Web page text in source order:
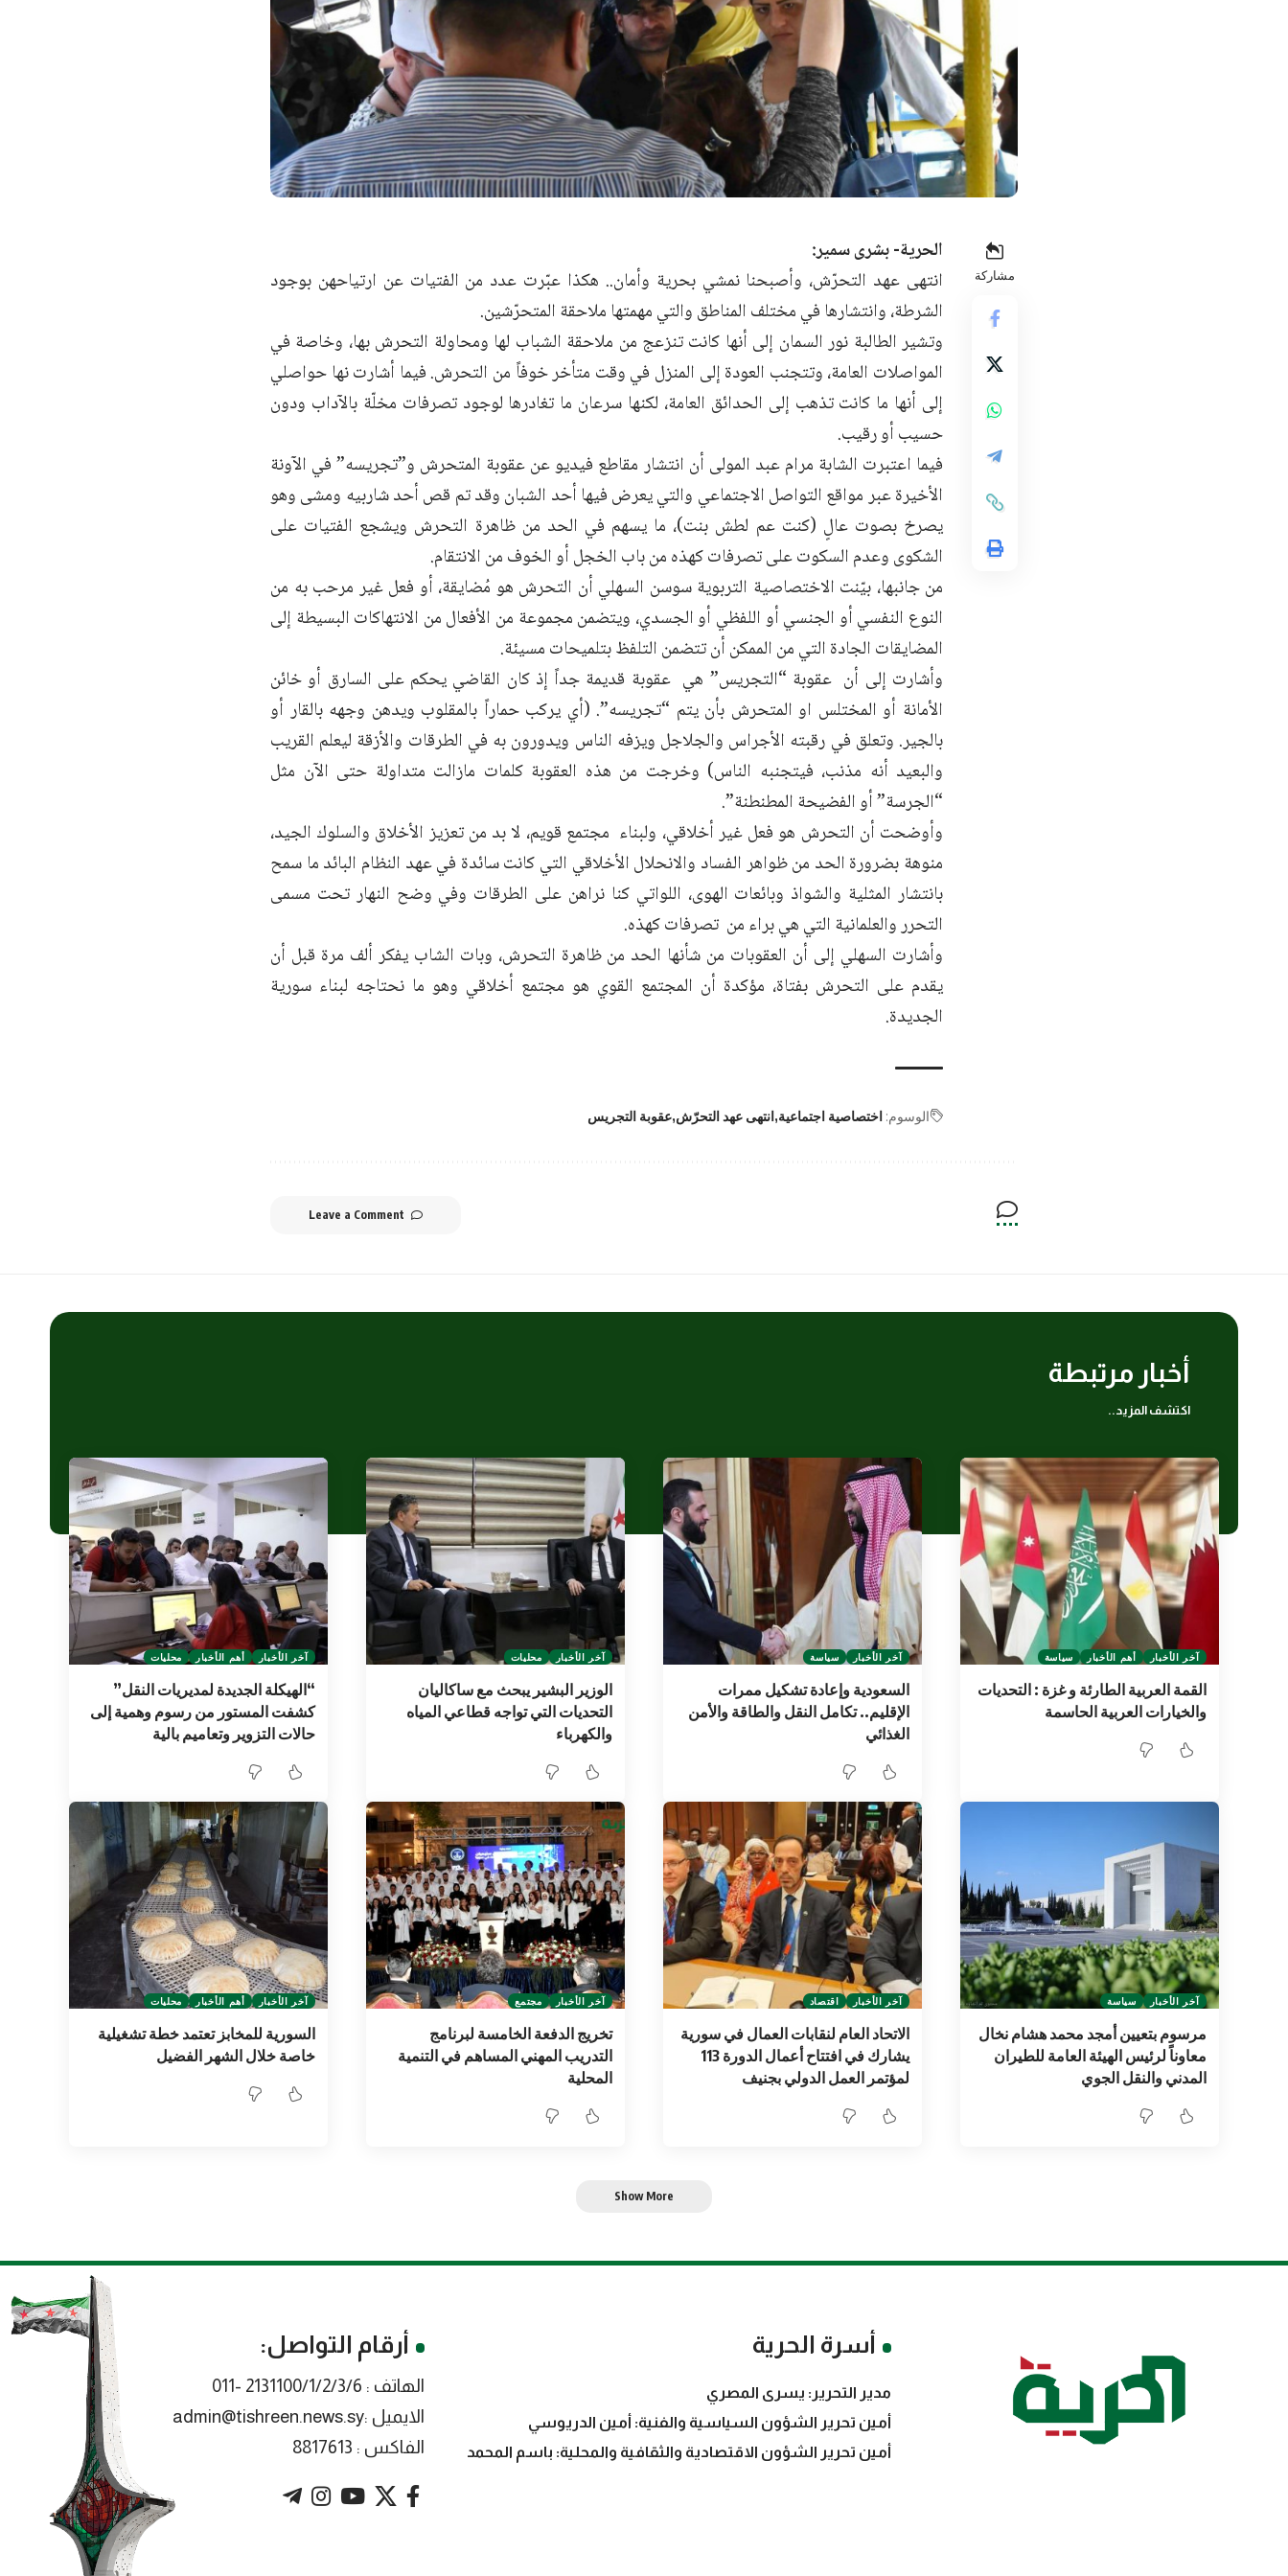
مشاركة
الحرية- بشرى سمير:
انتهى عهد التحرّش، وأصبحنا نمشي بحرية وأمان.. هكذا عبّرت عدد من الفتيات عن ارتياحهن بوجود
الشرطة، وانتشارها في مختلف المناطق والتي مهمتها ملاحقة المتحرّشين.
وتشير الطالبة نور السمان إلى أنها كانت تنزعج من ملاحقة الشباب لها ومحاولة التحرش بها، وخاصة في
المواصلات العامة، وتتجنب العودة إلى المنزل في وقت متأخر خوفاً من التحرش. فيما أشارت نها حواصلي
إلى أنها ما كانت تذهب إلى الحدائق العامة، لكنها سرعان ما تغادرها لوجود تصرفات مخلّة بالآداب ودون
حسيب أو رقيب.
فيما اعتبرت الشابة مرام عبد المولى أن انتشار مقاطع فيديو عن عقوبة المتحرش و”تجريسه” في الآونة
الأخيرة عبر مواقع التواصل الاجتماعي والتي يعرض فيها أحد الشبان وقد تم قص أحد شاربيه ومشى وهو
يصرخ بصوت عالٍ (كنت عم لطش بنت)، ما يسهم في الحد من ظاهرة التحرش ويشجع الفتيات على
الشكوى وعدم السكوت على تصرفات كهذه من باب الخجل أو الخوف من الانتقام.
من جانبها، بيّنت الاختصاصية التربوية سوسن السهلي أن التحرش هو مُضايقة، أو فعل غير مرحب به من
النوع النفسي أو الجنسي أو اللفظي أو الجسدي، ويتضمن مجموعة من الأفعال من الانتهاكات البسيطة إلى
المضايقات الجادة التي من الممكن أن تتضمن التلفظ بتلميحات مسيئة.
وأشارت إلى أن عقوبة “التجريس” هي عقوبة قديمة جداً إذ كان القاضي يحكم على السارق أو خائن
الأمانة أو المختلس او المتحرش بأن يتم “تجريسه”. (أي يركب حماراً بالمقلوب ويدهن وجهه بالقار أو
بالجير. وتعلق في رقبته الأجراس والجلاجل ويزفه الناس ويدورون به في الطرقات والأزقة ليعلم القريب
والبعيد أنه مذنب، فيتجنبه الناس) وخرجت من هذه العقوبة كلمات مازالت متداولة حتى الآن مثل
“الجرسة” أو الفضيحة المطنطنة”.
وأوضحت أن التحرش هو فعل غير أخلاقي، ولبناء مجتمع قويم، لا بد من تعزيز الأخلاق والسلوك الجيد،
منوهة بضرورة الحد من ظواهر الفساد والانحلال الأخلاقي التي كانت سائدة في عهد النظام البائد ما سمح
بانتشار المثلية والشواذ وبائعات الهوى، اللواتي كنا نراهن على الطرقات وفي وضح النهار تحت مسمى
التحرر والعلمانية التي هي براء من تصرفات كهذه.
وأشارت السهلي إلى أن العقوبات من شأنها الحد من ظاهرة التحرش، وبات الشاب يفكر ألف مرة قبل أن
يقدم على التحرش بفتاة، مؤكدة أن المجتمع القوي هو مجتمع أخلاقي وهو ما نحتاجه لبناء سورية
الجديدة.
الوسوم: اختصاصية اجتماعية انتهى عهد التحرّش عقوبة التجريس
Leave a Comment
أخبار مرتبطة
اكتشف المزيد..
آخر الأخبار أهم الأخبار سياسة
القمة العربية الطارئة و غزة : التحديات
والخيارات العربية الحاسمة
آخر الأخبار سياسة
السعودية وإعادة تشكيل ممرات
الإقليم.. تكامل النقل والطاقة والأمن
الغذائي
آخر الأخبار محليات
الوزير البشير يبحث مع ساكاليان
التحديات التي تواجه قطاعي المياه
والكهرباء
آخر الأخبار أهم الأخبار محليات
“الهيكلة الجديدة لمديريات النقل”
كشفت المستور من رسوم وهمية إلى
حالات التزوير وتعاميم بالية
آخر الأخبار سياسة
مرسوم بتعيين أمجد محمد هشام نخال
معاوناً لرئيس الهيئة العامة للطيران
المدني والنقل الجوي
آخر الأخبار اقتصاد
الاتحاد العام لنقابات العمال في سورية
يشارك في افتتاح أعمال الدورة 113
لمؤتمر العمل الدولي بجنيف
آخر الأخبار مجتمع
تخريج الدفعة الخامسة لبرنامج
التدريب المهني المساهم في التنمية
المحلية
آخر الأخبار أهم الأخبار محليات
السورية للمخابز تعتمد خطة تشغيلية
خاصة خلال الشهر الفضيل
Show More
أسرة الحرية
مدير التحرير: يسرى المصري
أمين تحرير الشؤون السياسية والفنية: أمين الدريوسي
أمين تحرير الشؤون الاقتصادية والثقافية والمحلية: باسم المحمد
أرقام التواصل:
الهاتف : 2131100/1/2/3/6 -011
الايميل :admin@tishreen.news.sy
الفاكس : 8817613